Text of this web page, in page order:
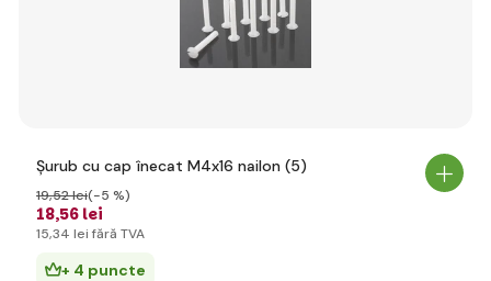
Șurub cu cap înecat M4x16 nailon (5)
18,56 lei
19,52 lei(-5 %)
15,34 lei fără TVA
+ 4 puncte